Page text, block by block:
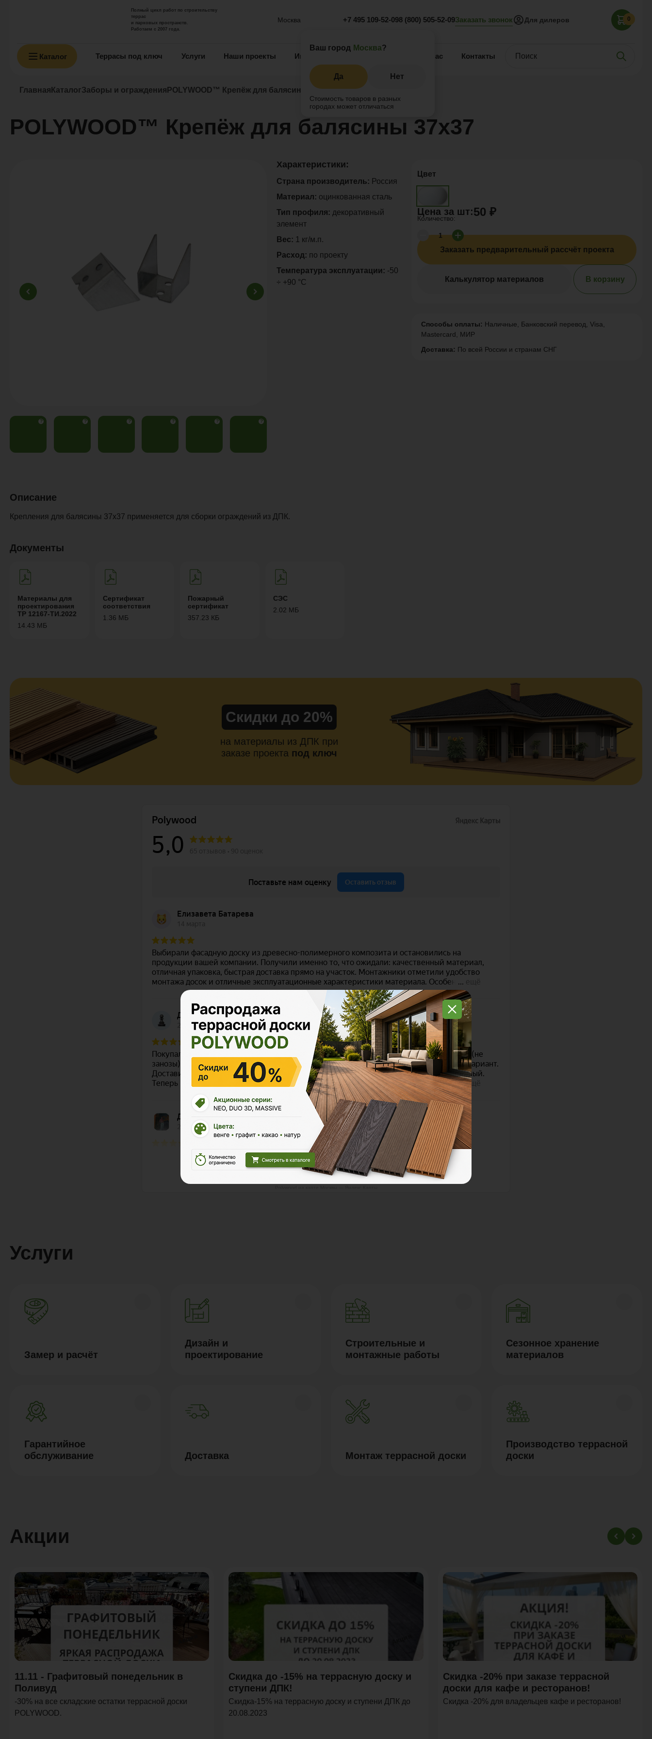
Полный цикл работ по строительству
террас
и парковых пространств.
Работаем с 2007 года.
Москва
Ваш город Москва?
Да Нет
Стоимость товаров в разных
городах может отличаться
+7 495 109-52-098 (800) 505-52-09Заказать звонок Для дилеров 0
Каталог Террасы под ключ Услуги Наши проекты Информация О нас Контакты
Главная КаталогЗаборы и ограждения POLYWOOD™ Крепёж для балясины 37х37
POLYWOOD™ Крепёж для балясины 37х37
? ? ? ? ? ?
Цвет
Цена за шт:50 ₽
Количество:
Заказать предварительный рассчёт проекта
Калькулятор материалов В корзину
Способы оплаты: Наличные, Банковский перевод, Visa,
Mastercard, МИР
Доставка: По всей России и странам СНГ
Характеристики:
Страна производитель: Россия
Материал: оцинкованная сталь
Тип профиля: декоративный
элемент
Вес: 1 кг/м.п.
Расход: по проекту
Температура эксплуатации: -50
÷ +90 °C
Описание
Крепления для балясины 37х37 применяется для сборки ограждений из ДПК.
Документы
Материалы для
проектирования
ТР 12167-ТИ.2022
14.43 МБ
Сертификат
соответствия
1.36 МБ
Пожарный
сертификат
357.23 КБ
СЭС
2.02 МБ
Скидки до 20%
на материалы из ДПК при
заказе проекта под ключ
Услуги
Замер и расчёт
Дизайн и
проектирование
Строительные и
монтажные работы
Сезонное хранение
материалов
Гарантийное
обслуживание
Доставка Монтаж террасной доски
Производство террасной
доски
Акции
11.11 - Графитовый понедельник в
Поливуд
-30% на все складские остатки террасной доски
POLYWOOD.
Скидка до -15% на террасную доску и
ступени ДПК!
Скидка-15% на террасную доску и ступени ДПК до
20.08.2023
Скидка -20% при заказе террасной
доски для кафе и ресторанов!
Скидка -20% для владельцев кафе и ресторанов!